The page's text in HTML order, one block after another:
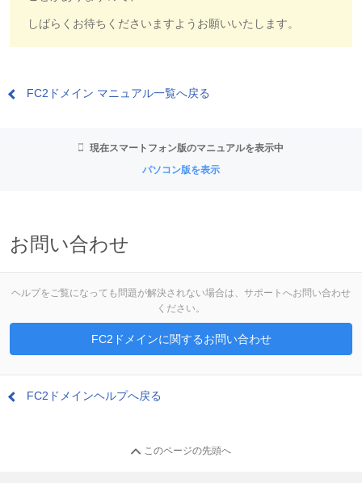
しばらくお待ちくださいますようお願いいたします。
FC2ドメイン マニュアル一覧へ戻る
現在スマートフォン版のマニュアルを表示中
パソコン版を表示
お問い合わせ
ヘルプをご覧になっても問題が解決されない場合は、サポートへお問い合わせ
ください。
FC2ドメインに関するお問い合わせ
FC2ドメインヘルプへ戻る
このページの先頭へ